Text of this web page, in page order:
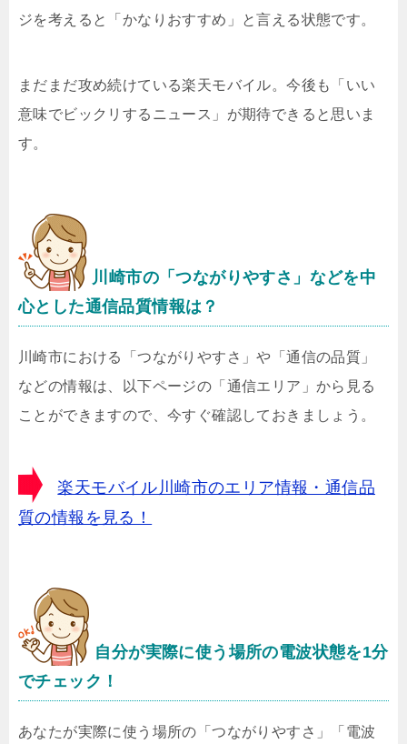
ジを考えると「かなりおすすめ」と言える状態です。
まだまだ攻め続けている楽天モバイル。今後も「いい
意味でビックリするニュース」が期待できると思いま
す。
川崎市の「つながりやすさ」などを中
心とした通信品質情報は？
川崎市における「つながりやすさ」や「通信の品質」
などの情報は、以下ページの「通信エリア」から見る
ことができますので、今すぐ確認しておきましょう。
楽天モバイル川崎市のエリア情報・通信品
質の情報を見る！
自分が実際に使う場所の電波状態を1分
でチェック！
あなたが実際に使う場所の「つながりやすさ」「電波